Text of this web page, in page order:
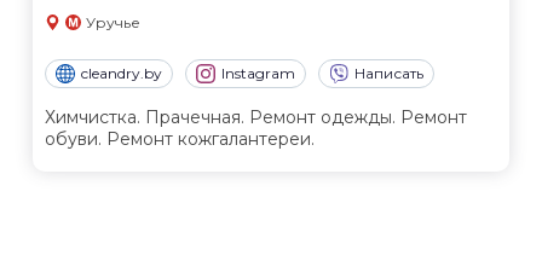
Уручье
cleandry.by Instagram Написать
Химчистка. Прачечная. Ремонт одежды. Ремонт
обуви. Ремонт кожгалантереи.